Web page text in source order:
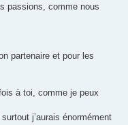
passions, comme nous
partenaire et pour les
à toi, comme je peux
j’aurais énormément